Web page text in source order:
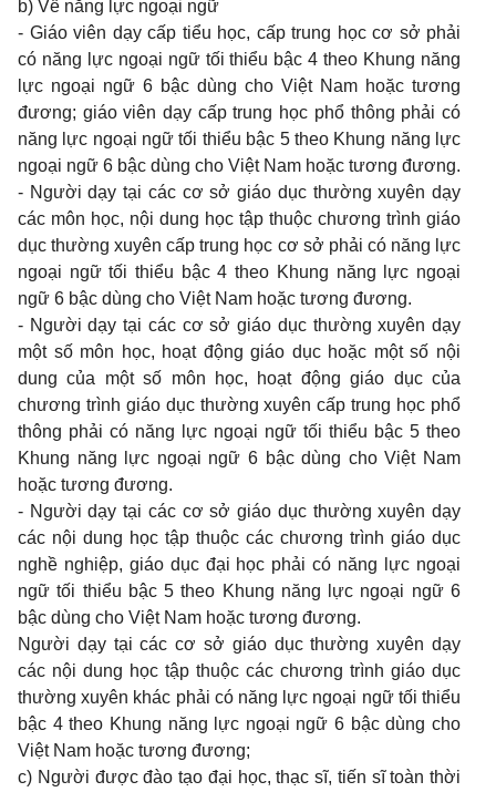
b) Về năng lực ngoại ngữ
- Giáo viên dạy cấp tiểu học, cấp trung học cơ sở phải
có năng lực ngoại ngữ tối thiểu bậc 4 theo Khung năng
lực ngoại ngữ 6 bậc dùng cho Việt Nam hoặc tương
đương; giáo viên dạy cấp trung học phổ thông phải có
năng lực ngoại ngữ tối thiểu bậc 5 theo Khung năng lực
ngoại ngữ 6 bậc dùng cho Việt Nam hoặc tương đương.
- Người dạy tại các cơ sở giáo dục thường xuyên dạy
các môn học, nội dung học tập thuộc chương trình giáo
dục thường xuyên cấp trung học cơ sở phải có năng lực
ngoại ngữ tối thiểu bậc 4 theo Khung năng lực ngoại
ngữ 6 bậc dùng cho Việt Nam hoặc tương đương.
- Người dạy tại các cơ sở giáo dục thường xuyên dạy
một số môn học, hoạt động giáo dục hoặc một số nội
dung của một số môn học, hoạt động giáo dục của
chương trình giáo dục thường xuyên cấp trung học phổ
thông phải có năng lực ngoại ngữ tối thiểu bậc 5 theo
Khung năng lực ngoại ngữ 6 bậc dùng cho Việt Nam
hoặc tương đương.
- Người dạy tại các cơ sở giáo dục thường xuyên dạy
các nội dung học tập thuộc các chương trình giáo dục
nghề nghiệp, giáo dục đại học phải có năng lực ngoại
ngữ tối thiểu bậc 5 theo Khung năng lực ngoại ngữ 6
bậc dùng cho Việt Nam hoặc tương đương.
Người dạy tại các cơ sở giáo dục thường xuyên dạy
các nội dung học tập thuộc các chương trình giáo dục
thường xuyên khác phải có năng lực ngoại ngữ tối thiểu
bậc 4 theo Khung năng lực ngoại ngữ 6 bậc dùng cho
Việt Nam hoặc tương đương;
c) Người được đào tạo đại học, thạc sĩ, tiến sĩ toàn thời